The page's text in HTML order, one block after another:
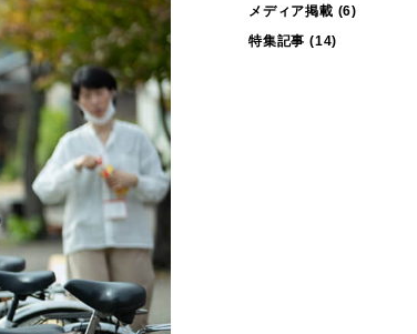
メディア掲載 (6)
特集記事 (14)